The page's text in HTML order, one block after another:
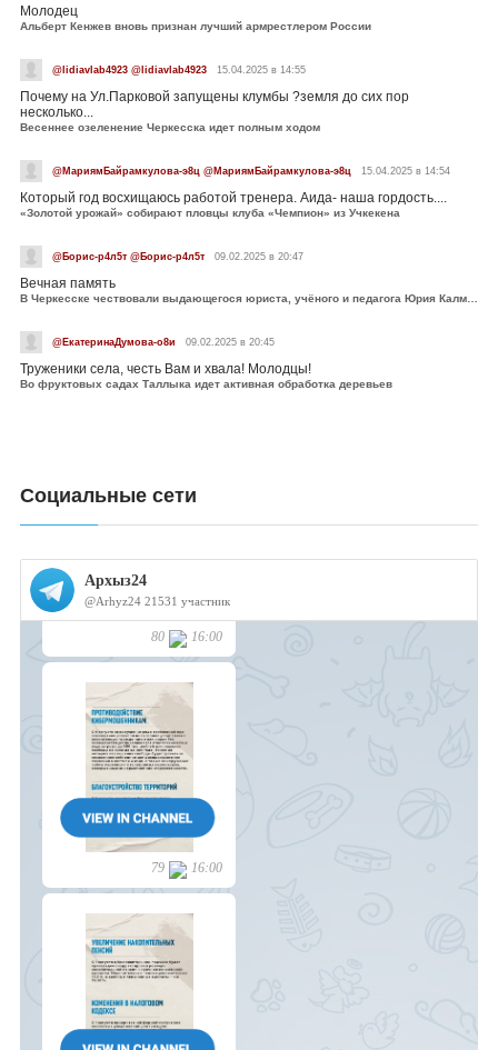
Молодец
Альберт Кенжев вновь признан лучший армрестлером России
@lidiavlab4923 @lidiavlab4923 15.04.2025 в 14:55
Почему на Ул.Парковой запущены клумбы ?земля до сих пор
несколько...
Весеннее озеленение Черкесска идет полным ходом
@МариямБайрамкулова-э8ц @МариямБайрамкулова-э8ц 15.04.2025 в 14:54
Который год восхищаюсь работой тренера. Аида- наша гордость....
«Золотой урожай» собирают пловцы клуба «Чемпион» из Учкекена
@Борис-р4л5т @Борис-р4л5т 09.02.2025 в 20:47
Вечная память
В Черкесске чествовали выдающегося юриста, учёного и педагога Юрия Калмыкова
@ЕкатеринаДумова-о8и 09.02.2025 в 20:45
Труженики села, честь Вам и хвала! Молодцы!
Во фруктовых садах Таллыка идет активная обработка деревьев
Социальные сети